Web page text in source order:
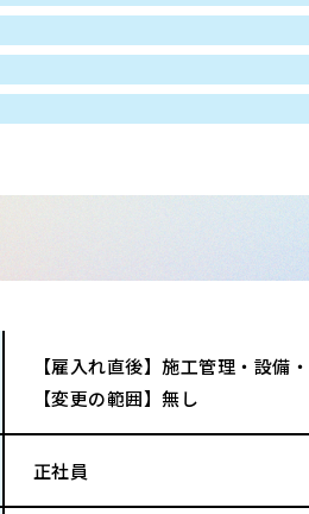
【雇入れ直後】施工管理・設備
【変更の範囲】無し
正社員